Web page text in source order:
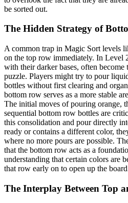
be sorted out.
The Hidden Strategy of
A common trap in Magic Sort levels
on the top row immediately. In Level
with their darker bases, often
puzzle. Players might try to pour
bottles without first clearing and
bottom row serves as a more stable
The initial moves of pouring orange,
sequential bottom row bottles are
this consolidation and pour directly
ready or contains a different color,
where no more pours are possible.
that the bottom row acts as a
understanding that certain colors are
that row early on to open up the
The Interplay Between Top